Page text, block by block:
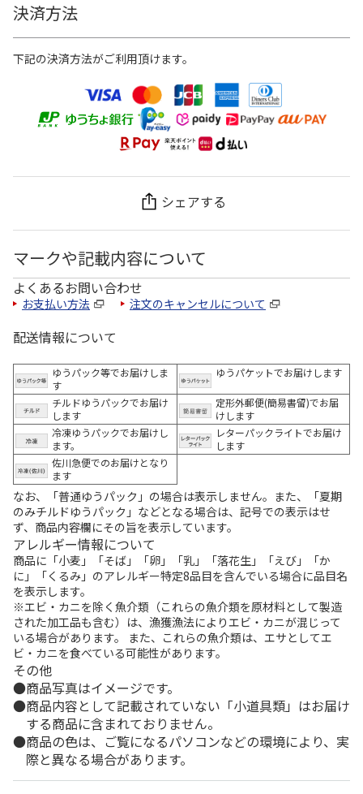
決済方法
下記の決済方法がご利用頂けます。
シェアする
マークや記載内容について
よくあるお問い合わせ
お支払い方法 注文のキャンセルについて
配送情報について
ゆうパック等でお届けしま
す
ゆうパケットでお届けします
チルドゆうパックでお届け
します
定形外郵便(簡易書留)でお届
けします
冷凍ゆうパックでお届けし
ます。
レターパックライトでお届け
します
佐川急便でのお届けとなり
ます
なお、「普通ゆうパック」の場合は表示しません。また、「夏期
のみチルドゆうパック」などとなる場合は、記号での表示はせ
ず、商品内容欄にその旨を表示しています。
アレルギー情報について
商品に「小麦」「そば」「卵」「乳」「落花生」「えび」「か
に」「くるみ」のアレルギー特定8品目を含んでいる場合に品目名
を表示します。
※エビ・カニを除く魚介類（これらの魚介類を原材料として製造
された加工品も含む）は、漁獲漁法によりエビ・カニが混じって
いる場合があります。 また、これらの魚介類は、エサとしてエ
ビ・カニを食べている可能性があります。
その他
商品写真はイメージです。
商品内容として記載されていない「小道具類」はお届け
する商品に含まれておりません。
商品の色は、ご覧になるパソコンなどの環境により、実
際と異なる場合があります。